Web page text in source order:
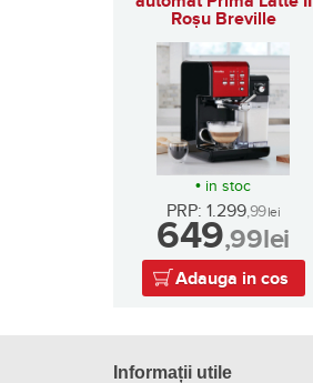
Roșu Breville
• in stoc
PRP: 1.299,99lei
649,99lei
Adauga in cos
Informații utile